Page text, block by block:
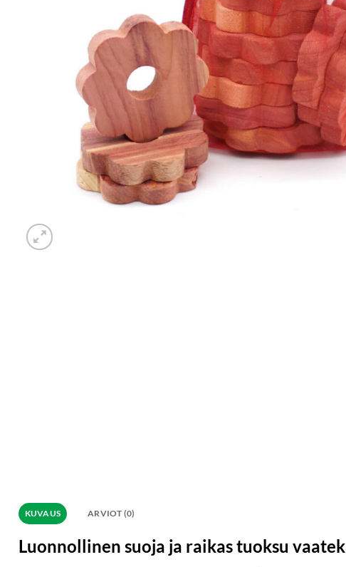
KUVAUS ARVIOT (0)
Luonnollinen suoja ja raikas tuoksu